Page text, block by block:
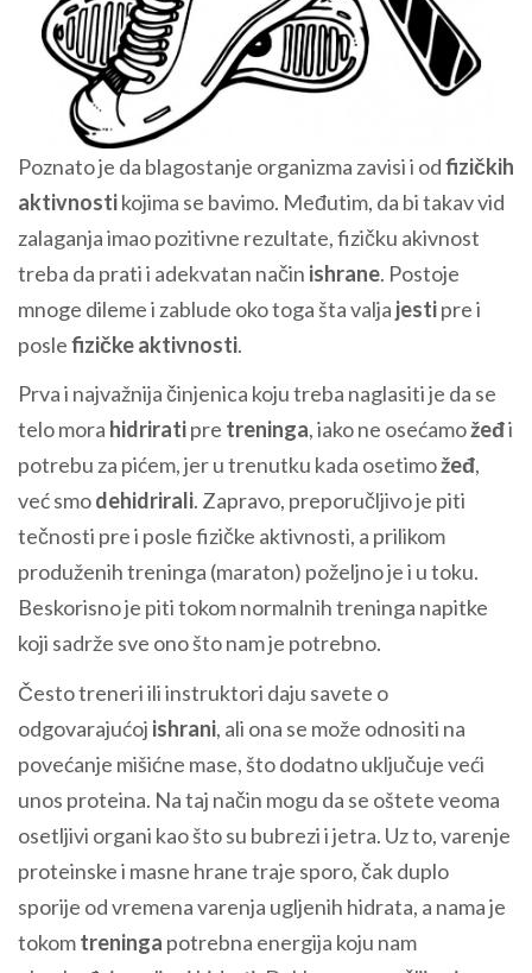
Poznato je da blagostanje organizma zavisi i odfizičkih
aktivnostikojima se bavimo. Međutim, da bi takav vid
zalaganja imao pozitivne rezultate, fizičku akivnost
treba da prati i adekvatan način ishrane. Postoje
mnoge dileme i zablude oko toga šta valja jestipre i
poslefizičke aktivnosti.
Prva i najvažnija činjenica koju treba naglasiti je da se
telo mora hidriratipre treninga, iako ne osećamožeđi
potrebu za pićem, jer u trenutku kada osetimožeđ,
već smodehidrirali. Zapravo, preporučljivo je piti
tečnosti pre i posle fizičke aktivnosti, a prilikom
produženih treninga (maraton) poželjno je i u toku.
Beskorisno je piti tokom normalnih treninga napitke
koji sadrže sve ono što nam je potrebno.
Često treneri ili instruktori daju savete o
odgovarajućoj ishrani, ali ona se može odnositi na
povećanje mišićne mase, što dodatno uključuje veći
unos proteina. Na taj način mogu da se oštete veoma
osetljivi organi kao što su bubrezi i jetra. Uz to, varenje
proteinske i masne hrane traje sporo, čak duplo
sporije od vremena varenja ugljenih hidrata, a nama je
tokomtreninga potrebna energija koju nam